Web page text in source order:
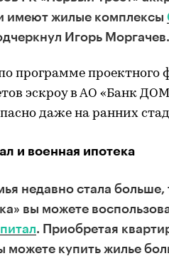
имеют жилые комплексы
Игорь Моргачев.
программе проектного
эскроу в АО «Банк
даже на ранних
и военная ипотека
недавно стала больше,
вы можете
. Приобретая
можете купить жилье